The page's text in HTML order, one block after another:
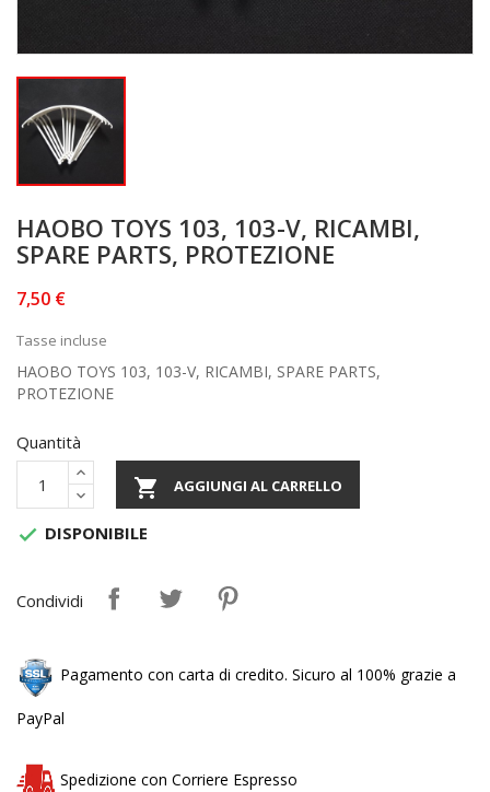
HAOBO TOYS 103, 103-V, RICAMBI,
SPARE PARTS, PROTEZIONE
7,50 €
Tasse incluse
HAOBO TOYS 103, 103-V, RICAMBI, SPARE PARTS,
PROTEZIONE
Quantità
 AGGIUNGI AL CARRELLO
 DISPONIBILE
Condividi
Pagamento con carta di credito. Sicuro al 100% grazie a
PayPal
Spedizione con Corriere Espresso